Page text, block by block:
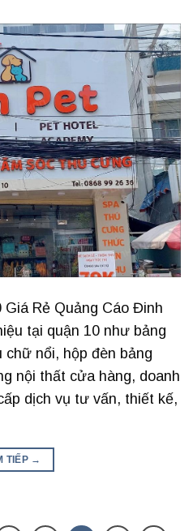
Giá Rẻ Quảng Cáo Đinh
tại quận 10 như bảng
chữ nổi, hộp đèn bảng
nội thất cửa hàng, doanh
dịch vụ tư vấn, thiết kế,
TIẾP →